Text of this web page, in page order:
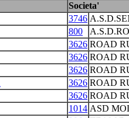
Societa'
3746
800
3626 ROAD
3626 ROAD
3626 ROAD
3626 ROAD
3626 ROAD
1014 ASD